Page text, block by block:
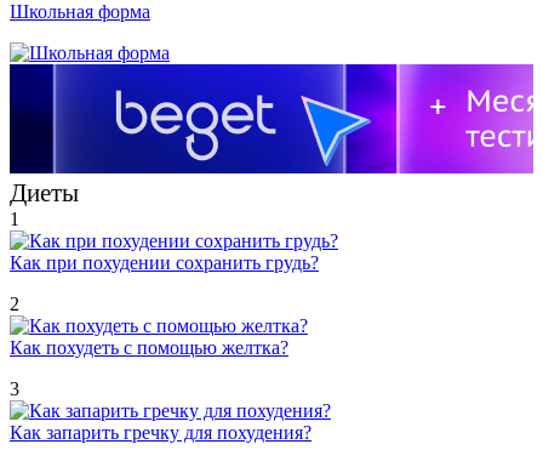
Школьная форма
Диеты
1
Как при похудении сохранить грудь?
2
Как похудеть с помощью желтка?
3
Как запарить гречку для похудения?